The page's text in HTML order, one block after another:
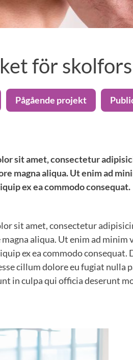
för
Pågående projekt
sit amet, consectetur
magna aliqua. Ut enim ad
ex ea commodo consequat.
sit amet, consectetur
aliqua. Ut enim ad
ex ea commodo
cillum dolore eu fugiat nulla
in culpa qui officia deserunt